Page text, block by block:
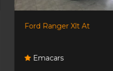
Ford Ranger Xlt At
Emacars